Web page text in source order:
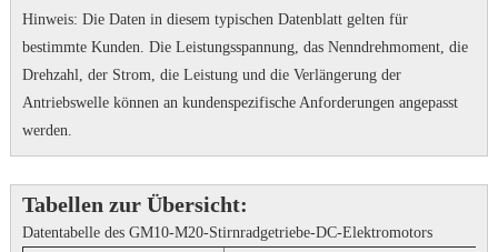
Hinweis: Die Daten in diesem typischen Datenblatt gelten für
bestimmte Kunden. Die Leistungsspannung, das Nenndrehmoment, die
Drehzahl, der Strom, die Leistung und die Verlängerung der
Antriebswelle können an kundenspezifische Anforderungen angepasst
werden.
Tabellen zur Übersicht:
Datentabelle des GM10-M20-Stirnradgetriebe-DC-Elektromotors